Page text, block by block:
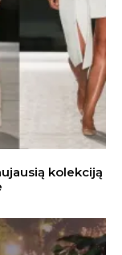
kolekciją